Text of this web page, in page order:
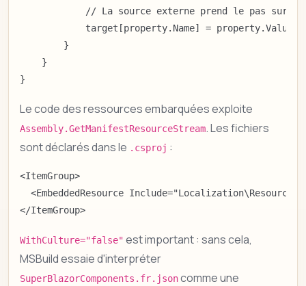
// La source externe prend le pas sur
target[property.Name] =
        }
    }
}
Le code des ressources embarquées exploite
Assembly.GetManifestResourceStream. Les fichiers
sont déclarés dans le .csproj :
<ItemGroup>
<EmbeddedResource
</ItemGroup>
WithCulture="false" est important : sans cela,
MSBuild essaie d'interpréter
SuperBlazorComponents.fr.jsoncomme une